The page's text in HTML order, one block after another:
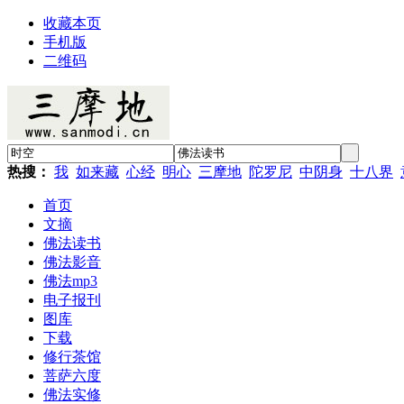
收藏本页
手机版
二维码
热搜： 我 如来藏 心经 明心 三摩地 陀罗尼 中阴身 十八界
首页
文摘
佛法读书
佛法影音
佛法mp3
电子报刊
图库
下载
修行茶馆
菩萨六度
佛法实修